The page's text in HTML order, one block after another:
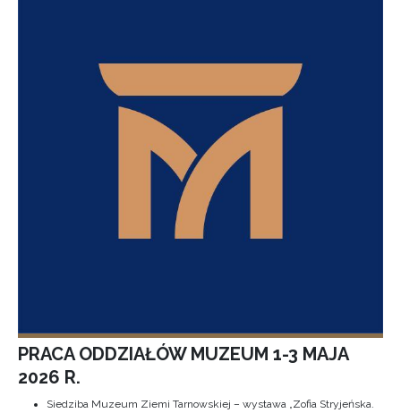
PRACA ODDZIAŁÓW MUZEUM 1-3 MAJA
2026 R.
Siedziba Muzeum Ziemi Tarnowskiej – wystawa „Zofia Stryjeńska.